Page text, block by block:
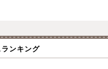
ンキング